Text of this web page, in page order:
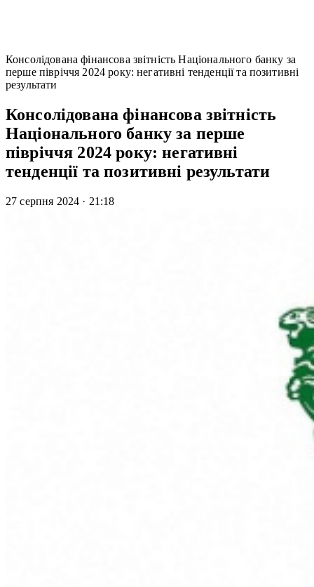
Консолідована фінансова звітність Національного банку за
перше півріччя 2024 року: негативні тенденції та позитивні
результати
Консолідована фінансова звітність
Національного банку за перше
півріччя 2024 року: негативні
тенденції та позитивні результати
27 серпня 2024 · 21:18